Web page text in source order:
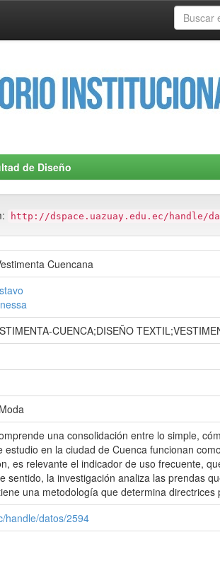
de Diseño
http://dspace.uazuay.edu.ec/handle/
Cuencana
CUENCA;DISEÑO
una consolidación entre lo simple,
estudio en la ciudad de Cuenca funcionan
es relevante el indicador de uso frecuente,
sentido, la investigación analiza las prendas
una metodología que determina
handle/datos/2594